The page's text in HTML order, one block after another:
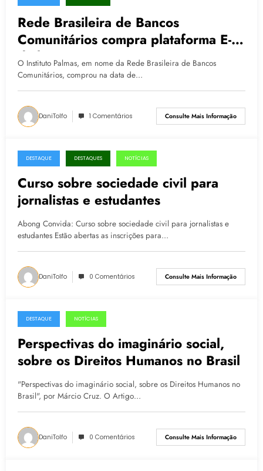
11.11.2016
Rede Brasileira de Bancos
Comunitários compra plataforma E-
dinheiro
O Instituto Palmas, em nome da Rede Brasileira de Bancos
Comunitários, comprou na data de…
DaniTolfo 1 Comentários Consulte Mais Informação
09.11.2016
DESTAQUE DESTAQUES NOTÍCIAS
Curso sobre sociedade civil para
jornalistas e estudantes
Abong Convida: Curso sobre sociedade civil para jornalistas e
estudantes Estão abertas as inscrições para…
DaniTolfo 0 Comentários Consulte Mais Informação
11.08.2016
DESTAQUE NOTÍCIAS
Perspectivas do imaginário social,
sobre os Direitos Humanos no Brasil
"Perspectivas do imaginário social, sobre os Direitos Humanos no
Brasil", por Márcio Cruz. O Artigo…
DaniTolfo 0 Comentários Consulte Mais Informação